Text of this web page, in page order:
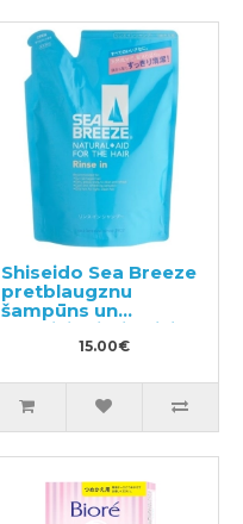
Shiseido Sea Breeze
pretblaugznu
šampūns un
kondicionieris divi
vienā ar mentolu,
15.00€